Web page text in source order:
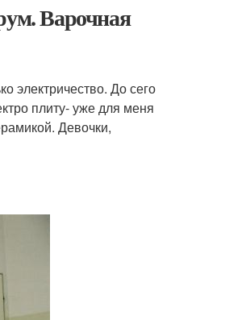
Варочная
электричество. До сего
плиту- уже для меня
Девочки,